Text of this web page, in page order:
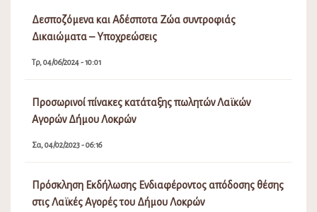
Δεσποζόμενα και Αδέσποτα Ζώα συντροφιάς
Δικαιώματα – Υποχρεώσεις
Τρ, 04/06/2024 - 10:01
Προσωρινοί πίνακες κατάταξης πωλητών Λαϊκών
Αγορών Δήμου Λοκρών
Σα, 04/02/2023 - 06:16
Πρόσκληση Εκδήλωσης Ενδιαφέροντος απόδοσης θέσης
στις Λαϊκές Αγορές του Δήμου Λοκρών